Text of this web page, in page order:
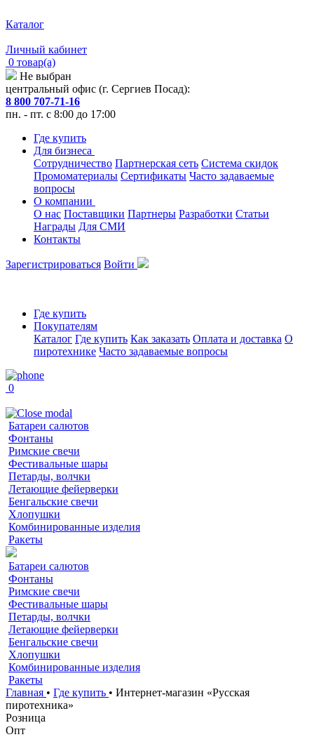
Каталог
Личный кабинет
0 товар(а)
Не выбран
центральный офис (г. Сергиев Посад):
8 800 707-71-16
пн. - пт. с 8:00 до 17:00
Где купить
Для бизнеса
Сотрудничество Партнерская сеть Система скидок
Промоматериалы Сертификаты Часто задаваемые
вопросы
О компании
О нас Поставщики Партнеры Разработки Статьи
Награды Для СМИ
Контакты
Зарегистрироваться Войти
Где купить
Покупателям
Каталог Где купить Как заказать Оплата и доставка О
пиротехнике Часто задаваемые вопросы
0
Батареи салютов
Фонтаны
Римские свечи
Фестивальные шары
Петарды, волчки
Летающие фейерверки
Бенгальские свечи
Хлопушки
Комбинированные изделия
Ракеты
Батареи салютов
Фонтаны
Римские свечи
Фестивальные шары
Петарды, волчки
Летающие фейерверки
Бенгальские свечи
Хлопушки
Комбинированные изделия
Ракеты
Главная • Где купить • Интернет-магазин «Русская
пиротехника»
Розница
Опт